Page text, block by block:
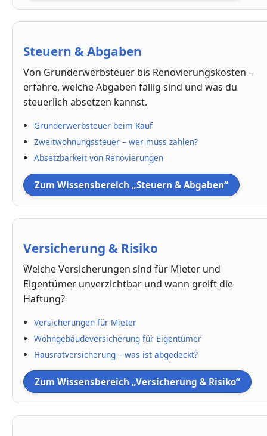
Steuern & Abgaben
Von Grunderwerbsteuer bis Renovierungskosten –
erfahre, welche Abgaben fällig sind und was du
steuerlich absetzen kannst.
Grunderwerbsteuer beim Kauf
Zweitwohnungssteuer – wer muss zahlen?
Absetzbarkeit von Renovierungen
Zum Wissensbereich „Steuern & Abgaben“
Versicherung & Risiko
Welche Versicherungen sind für Mieter und
Eigentümer unverzichtbar und wann greift die
Haftung?
Versicherungen für Mieter
Wohngebäudeversicherung für Eigentümer
Hausratversicherung – was ist abgedeckt?
Zum Wissensbereich „Versicherung & Risiko“